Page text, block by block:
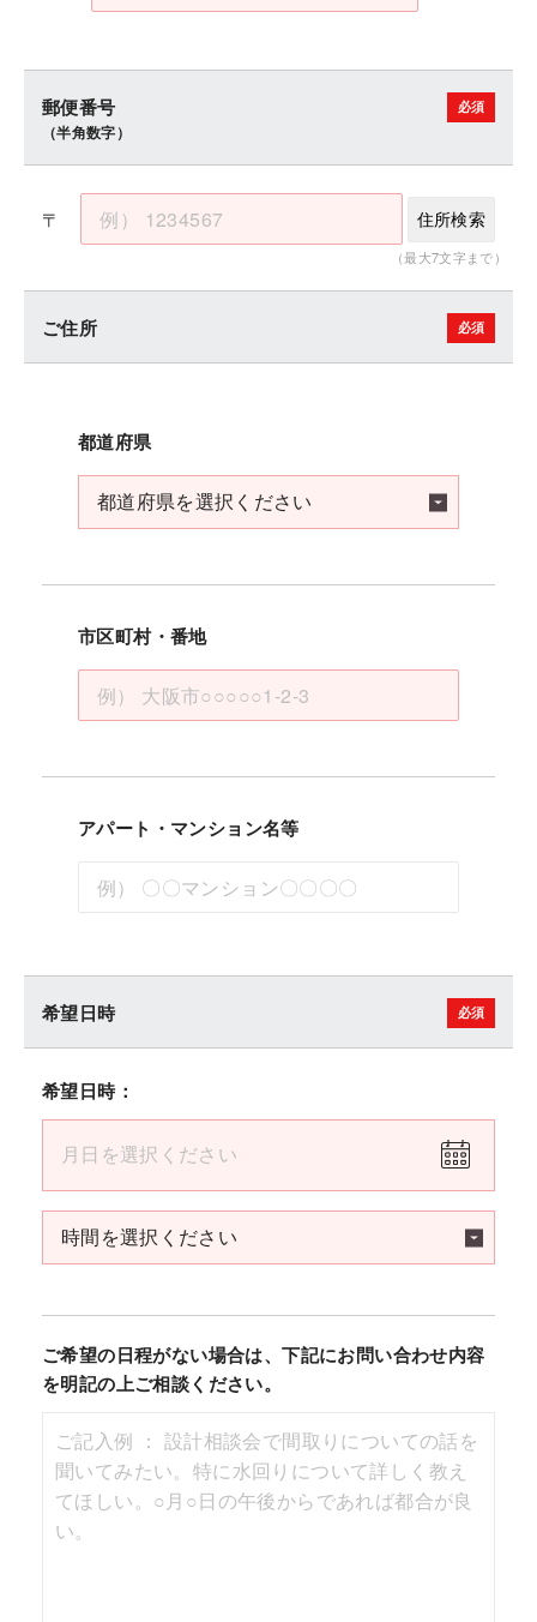
郵便番号
（半角数字）
〒
（最大7文字まで）
住所検索
ご住所
都道府県
市区町村・番地
アパート・マンション名等
希望日時
希望日時：
ご希望の日程がない場合は、下記にお問い合わせ内容
を明記の上ご相談ください。